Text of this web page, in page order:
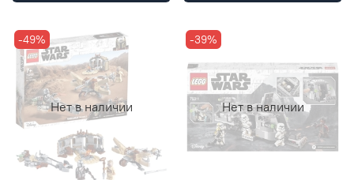
Нет в наличии
-49%
Нет в наличии
-39%